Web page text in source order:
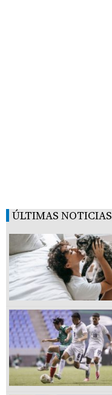
ÚLTIMAS NOTICIAS